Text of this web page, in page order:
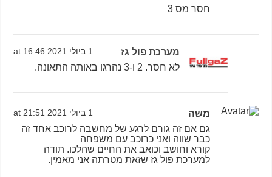
חסר מס 3
מערכת פול גז 1 ביולי 2021 at 16:46
לא חסר. 2 ו-3 נהרגו באותה התאונה.
משה 1 ביולי 2021 at 21:51
גם אם זה גורם לרגע של מחשבה לרוכב אחד זה
כבר שווה ואני כרוכב עם משפחה
קורא וחושב וכואב את החיים שהלכו. תודה
למערכת פול גז שזאת מטרתה אני מאמין.